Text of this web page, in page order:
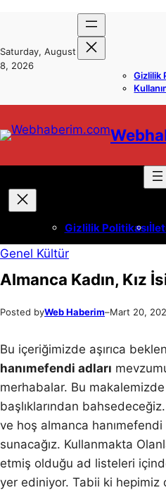
content
Saturday, August
8, 2026
Gizlilik
Gizlilik Politikası
Genel Kültür
Almanca Kadın, Kız
Posted byWeb Haberim–Mart 20,
Bu içeriğimizde aşırıca
hanımefendi adları
merhabalar. Bu makalemizde
başlıklarından
ve hoş almanca
sunacağız. Kullanmakta
etmiş olduğu ad listeleri
yer ediniyor. Tabii ki hepimiz